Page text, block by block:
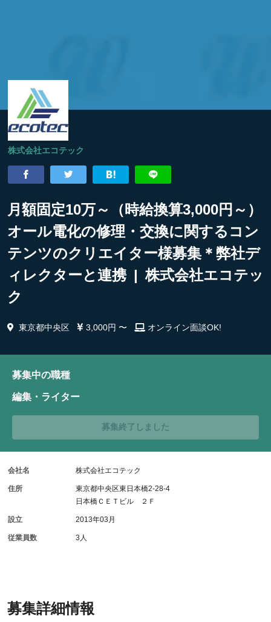
株式会社エコテック
月額固定10万～（時給換算3,000円～）
オール電化の修理・交換に関するコン
テンツのクリエイター様募集＊弊社デ
ィレクターと連携 | 株式会社エコテッ
ク
東京都中央区 3,000円 〜 オンライン面談OK!
募集詳細情報
募集中の職種
編集・ライター
募集終了しました
会社名 株式会社エコテック
住所
東京都中央区東日本橋2-28-4
日本橋ＣＥＴビル ２Ｆ
設立 2013年03月
従業員数 3人